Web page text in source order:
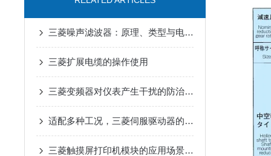
三菱噪声滤波器：原理、类型与电磁干扰抑制核心优势解析
三菱扩展电缆的操作使用
三菱变频器对仪表产生干扰的防治措施
适配多种工况，三菱伺服驱动器的实用选择
三菱触摸屏打印机模块的应用场景是什么